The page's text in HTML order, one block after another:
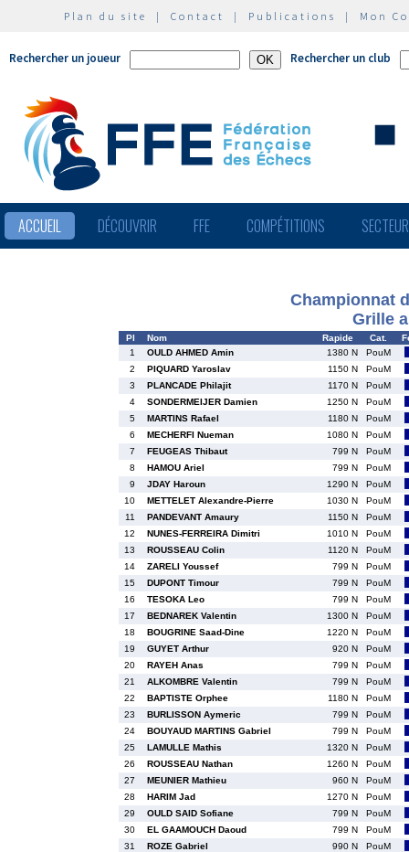
Plan du site | Contact | Publications | Mon
Rechercher un joueur Rechercher un club
ACCUEIL DÉCOUVRIR FFE COMPÉTITIONS
Championnat
Grille
Pl Nom Rapide Cat.
1
OULD AHMED Amin 1380 N
PouM
2
PIQUARD Yaroslav 1150 N
PouM
3
PLANCADE Philajit 1170 N
PouM
4
SONDERMEIJER Damien 1250 N
PouM
5
MARTINS Rafael 1180 N
PouM
6
MECHERFI Nueman 1080 N
PouM
7
FEUGEAS Thibaut 799 N
PouM
8
HAMOU Ariel 799 N
PouM
9
JDAY Haroun 1290 N
PouM
10
METTELET Alexandre-Pierre 1030 N
PouM
11
PANDEVANT Amaury 1150 N
PouM
12
NUNES-FERREIRA Dimitri 1010 N
PouM
13
ROUSSEAU Colin 1120 N
PouM
14
ZARELI Youssef 799 N
PouM
15
DUPONT Timour 799 N
PouM
16
TESOKA Leo 799 N
PouM
17
BEDNAREK Valentin 1300 N
PouM
18
BOUGRINE Saad-Dine 1220 N
PouM
19
GUYET Arthur 920 N
PouM
20
RAYEH Anas 799 N
PouM
21
ALKOMBRE Valentin 799 N
PouM
22
BAPTISTE Orphee 1180 N
PouM
23
BURLISSON Aymeric 799 N
PouM
24
BOUYAUD MARTINS Gabriel 799 N
PouM
25
LAMULLE Mathis 1320 N
PouM
26
ROUSSEAU Nathan 1260 N
PouM
27
MEUNIER Mathieu 960 N
PouM
28
HARIM Jad 1270 N
PouM
29
OULD SAID Sofiane 799 N
PouM
30
EL GAAMOUCH Daoud 799 N
PouM
31
ROZE Gabriel 990 N
PouM